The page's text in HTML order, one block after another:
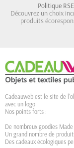
Politique RSE
Découvrez un choix
produits
Cadeauweb est le site de
avec un logo.
Nos points forts :
De nombreux goodies
Un grand nombre de
Des cadeaux écologiques